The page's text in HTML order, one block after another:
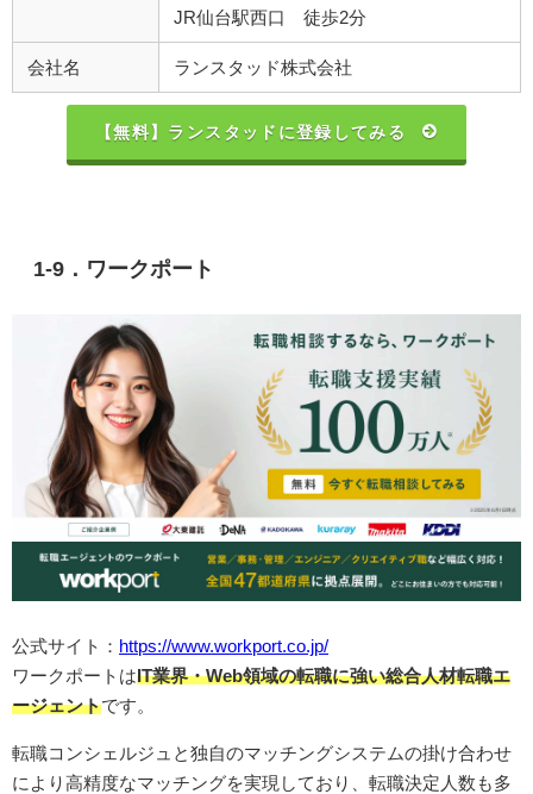
JR仙台駅西口 徒歩2分
会社名 ランスタッド株式会社
【無料】ランスタッドに登録してみる
1-9．ワークポート
公式サイト： https://www.workport.co.jp/
ワークポートはIT業界・Web領域の転職に強い総合人材転職エ
ージェントです。
転職コンシェルジュと独自のマッチングシステムの掛け合わせ
により高精度なマッチングを実現しており、転職決定人数も多